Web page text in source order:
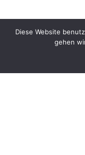
Diese Website
gehen